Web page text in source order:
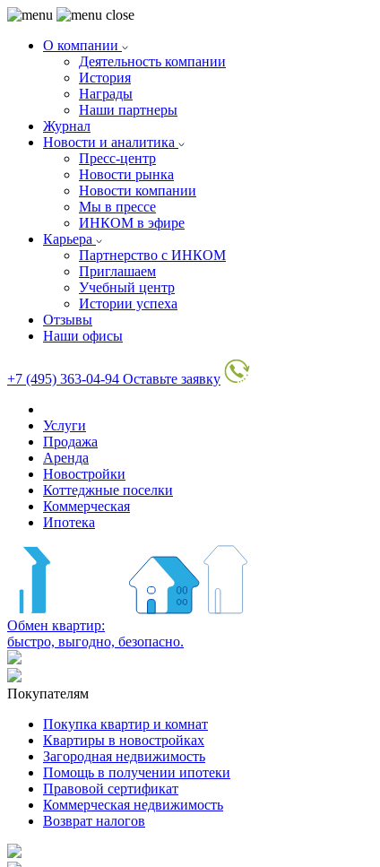
О компании
Деятельность компании
История
Награды
Наши партнеры
Журнал
Новости и аналитика
Пресс-центр
Новости рынка
Новости компании
Мы в прессе
ИНКОМ в эфире
Карьера
Партнерство с ИНКОМ
Приглашаем
Учебный центр
Истории успеха
Отзывы
Наши офисы
+7 (495) 363-04-94 Оставьте заявку
Услуги
Продажа
Аренда
Новостройки
Коттеджные поселки
Коммерческая
Ипотека
Обмен квартир:
быстро, выгодно, безопасно.
Покупателям
Покупка квартир и комнат
Квартиры в новостройках
Загородная недвижимость
Помощь в получении ипотеки
Правовой сертификат
Коммерческая недвижимость
Возврат налогов